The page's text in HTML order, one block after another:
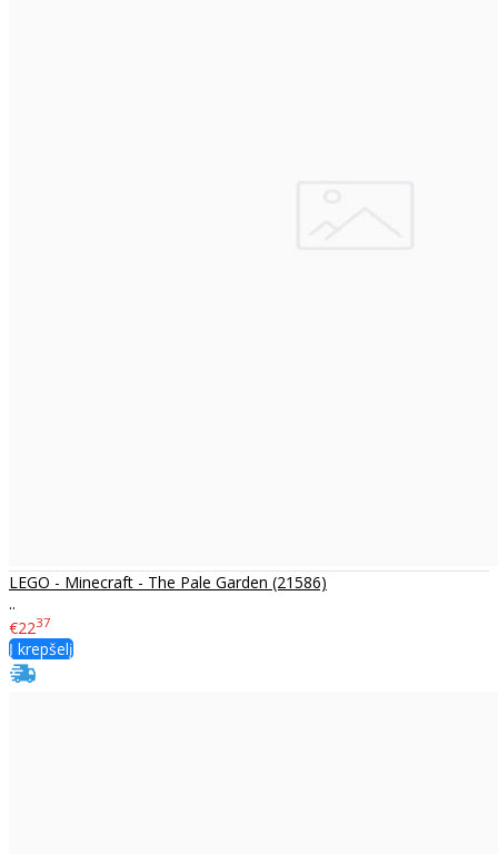
LEGO - Minecraft - The Pale Garden (21586)
..
€2237
Į krepšelį